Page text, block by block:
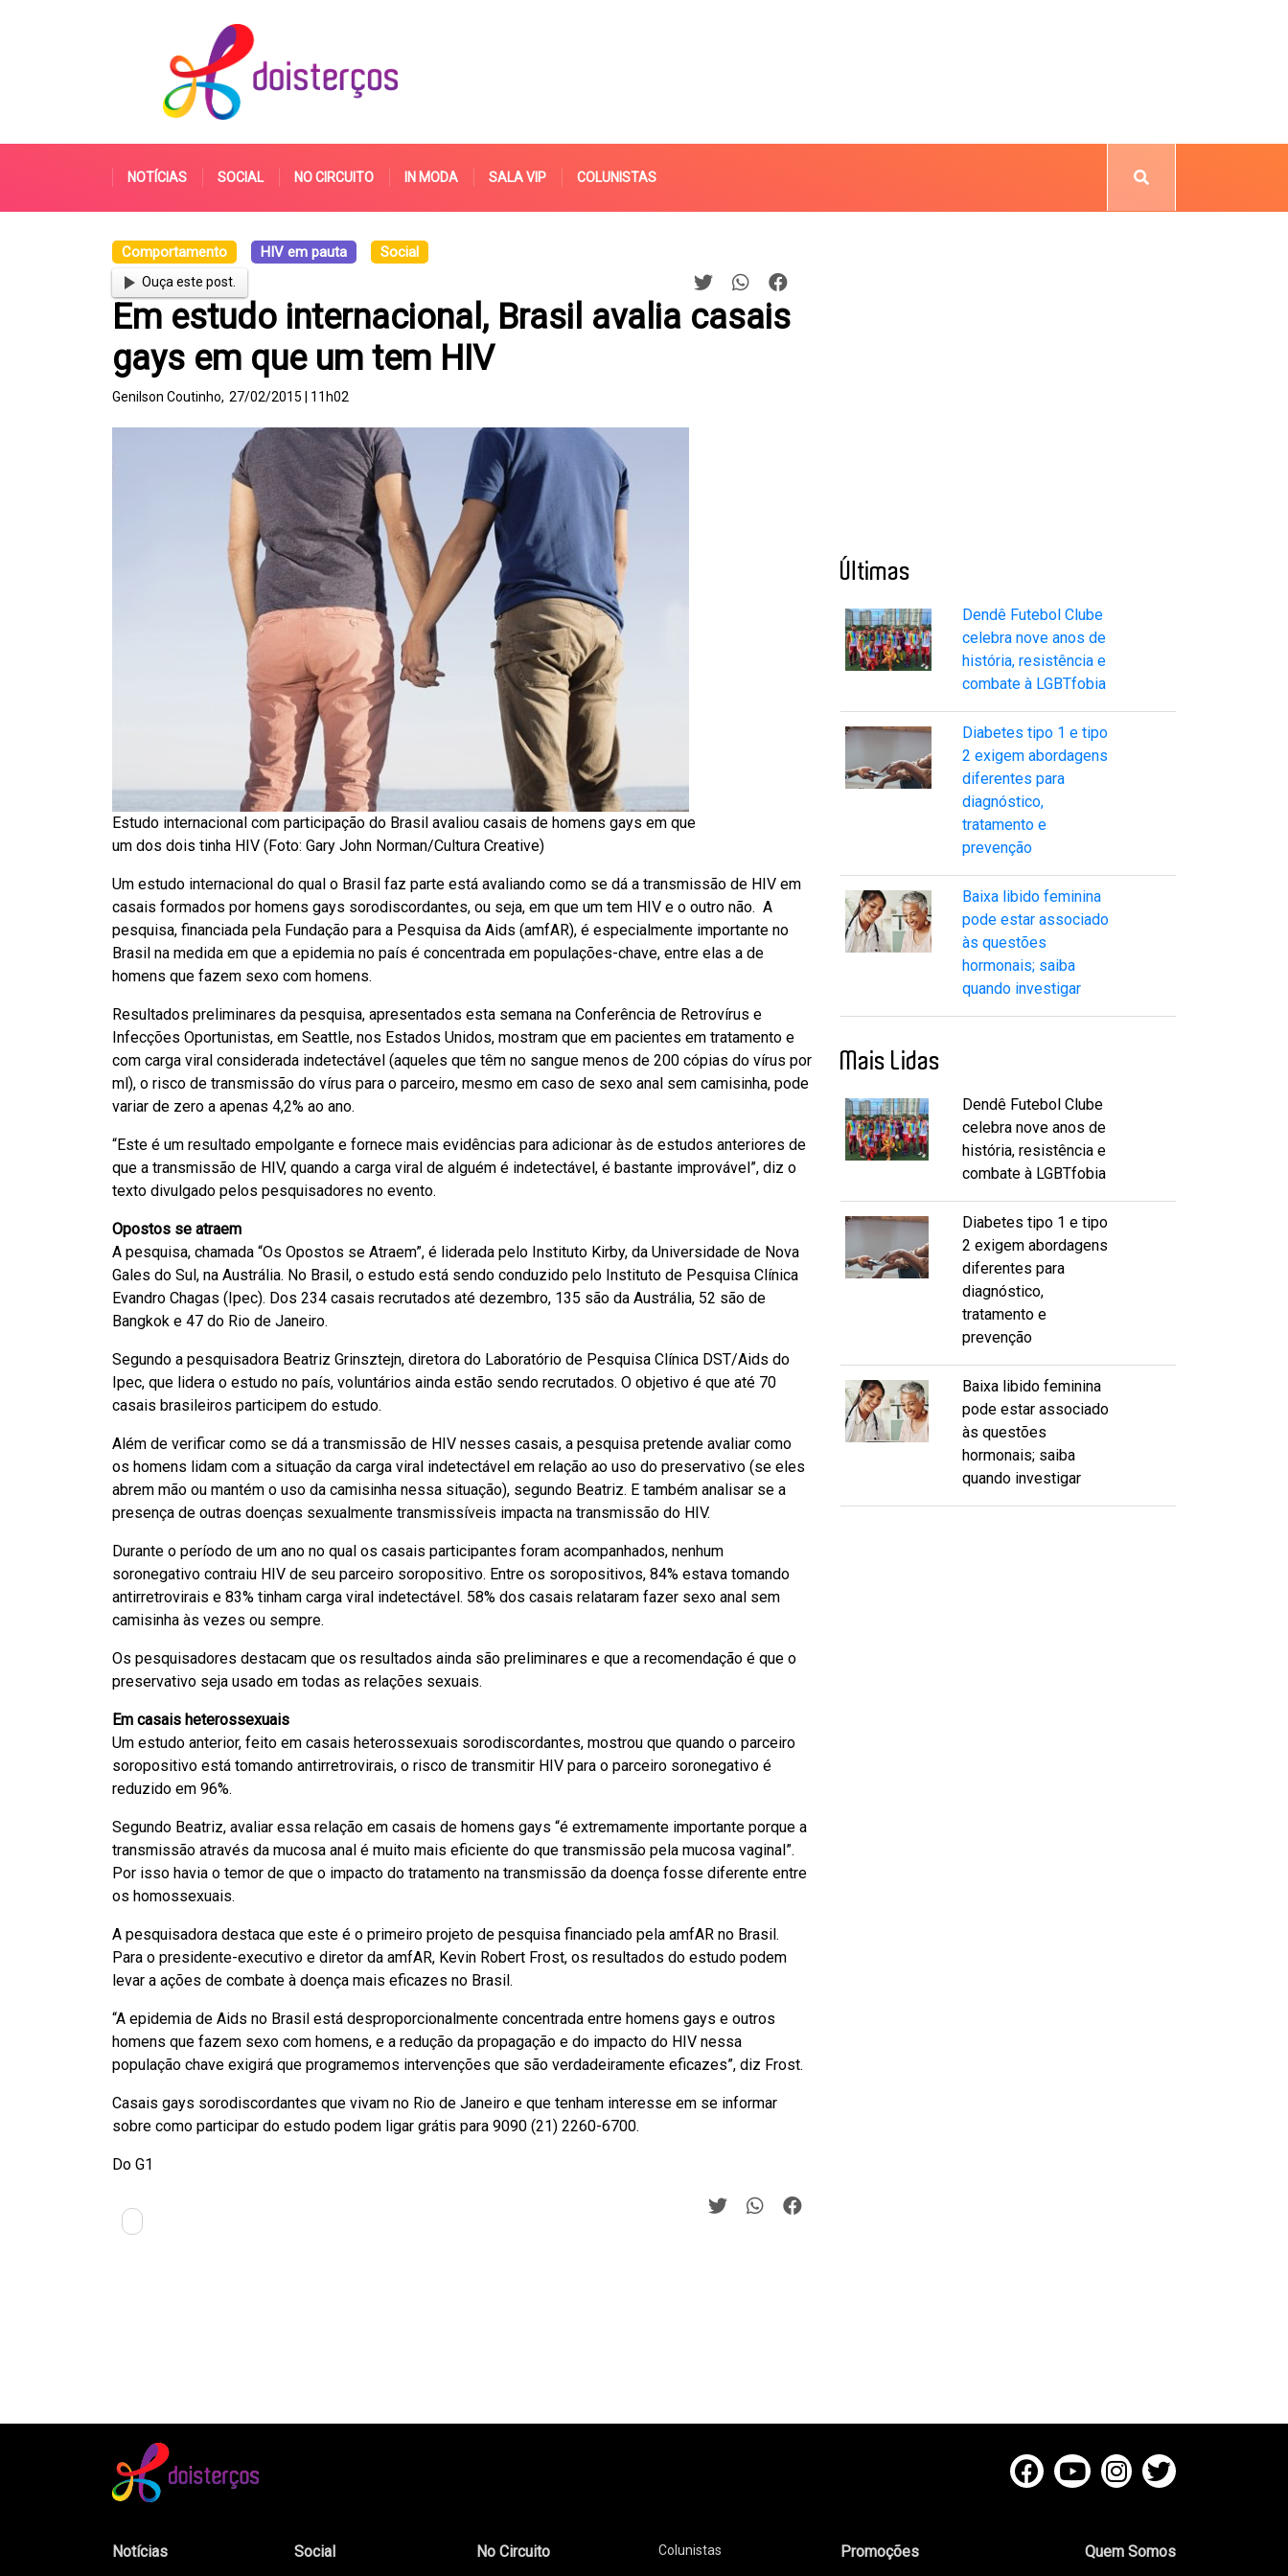
NOTÍCIAS SOCIAL NO CIRCUITO IN MODA SALA VIP COLUNISTAS
Comportamento HIV em pauta Social
Ouça este post.
Em estudo internacional, Brasil avalia casais
gays em que um tem HIV
Genilson Coutinho, 27/02/2015 | 11h02
Estudo internacional com participação do Brasil avaliou casais de homens gays em que
um dos dois tinha HIV (Foto: Gary John Norman/Cultura Creative)
Um estudo internacional do qual o Brasil faz parte está avaliando como se dá a transmissão de HIV em
casais formados por homens gays sorodiscordantes, ou seja, em que um tem HIV e o outro não. A
pesquisa, financiada pela Fundação para a Pesquisa da Aids (amfAR), é especialmente importante no
Brasil na medida em que a epidemia no país é concentrada em populações-chave, entre elas a de
homens que fazem sexo com homens.
Resultados preliminares da pesquisa, apresentados esta semana na Conferência de Retrovírus e
Infecções Oportunistas, em Seattle, nos Estados Unidos, mostram que em pacientes em tratamento e
com carga viral considerada indetectável (aqueles que têm no sangue menos de 200 cópias do vírus por
ml), o risco de transmissão do vírus para o parceiro, mesmo em caso de sexo anal sem camisinha, pode
variar de zero a apenas 4,2% ao ano.
“Este é um resultado empolgante e fornece mais evidências para adicionar às de estudos anteriores de
que a transmissão de HIV, quando a carga viral de alguém é indetectável, é bastante improvável”, diz o
texto divulgado pelos pesquisadores no evento.
Opostos se atraem
A pesquisa, chamada “Os Opostos se Atraem”, é liderada pelo Instituto Kirby, da Universidade de Nova
Gales do Sul, na Austrália. No Brasil, o estudo está sendo conduzido pelo Instituto de Pesquisa Clínica
Evandro Chagas (Ipec). Dos 234 casais recrutados até dezembro, 135 são da Austrália, 52 são de
Bangkok e 47 do Rio de Janeiro.
Segundo a pesquisadora Beatriz Grinsztejn, diretora do Laboratório de Pesquisa Clínica DST/Aids do
Ipec, que lidera o estudo no país, voluntários ainda estão sendo recrutados. O objetivo é que até 70
casais brasileiros participem do estudo.
Além de verificar como se dá a transmissão de HIV nesses casais, a pesquisa pretende avaliar como
os homens lidam com a situação da carga viral indetectável em relação ao uso do preservativo (se eles
abrem mão ou mantém o uso da camisinha nessa situação), segundo Beatriz. E também analisar se a
presença de outras doenças sexualmente transmissíveis impacta na transmissão do HIV.
Durante o período de um ano no qual os casais participantes foram acompanhados, nenhum
soronegativo contraiu HIV de seu parceiro soropositivo. Entre os soropositivos, 84% estava tomando
antirretrovirais e 83% tinham carga viral indetectável. 58% dos casais relataram fazer sexo anal sem
camisinha às vezes ou sempre.
Os pesquisadores destacam que os resultados ainda são preliminares e que a recomendação é que o
preservativo seja usado em todas as relações sexuais.
Em casais heterossexuais
Um estudo anterior, feito em casais heterossexuais sorodiscordantes, mostrou que quando o parceiro
soropositivo está tomando antirretrovirais, o risco de transmitir HIV para o parceiro soronegativo é
reduzido em 96%.
Segundo Beatriz, avaliar essa relação em casais de homens gays “é extremamente importante porque a
transmissão através da mucosa anal é muito mais eficiente do que transmissão pela mucosa vaginal”.
Por isso havia o temor de que o impacto do tratamento na transmissão da doença fosse diferente entre
os homossexuais.
A pesquisadora destaca que este é o primeiro projeto de pesquisa financiado pela amfAR no Brasil.
Para o presidente-executivo e diretor da amfAR, Kevin Robert Frost, os resultados do estudo podem
levar a ações de combate à doença mais eficazes no Brasil.
“A epidemia de Aids no Brasil está desproporcionalmente concentrada entre homens gays e outros
homens que fazem sexo com homens, e a redução da propagação e do impacto do HIV nessa
população chave exigirá que programemos intervenções que são verdadeiramente eficazes”, diz Frost.
Casais gays sorodiscordantes que vivam no Rio de Janeiro e que tenham interesse em se informar
sobre como participar do estudo podem ligar grátis para 9090 (21) 2260-6700.
Do G1
Últimas
Dendê Futebol Clube
celebra nove anos de
história, resistência e
combate à LGBTfobia
Diabetes tipo 1 e tipo
2 exigem abordagens
diferentes para
diagnóstico,
tratamento e
prevenção
Baixa libido feminina
pode estar associado
às questões
hormonais; saiba
quando investigar
Mais Lidas
Dendê Futebol Clube
celebra nove anos de
história, resistência e
combate à LGBTfobia
Diabetes tipo 1 e tipo
2 exigem abordagens
diferentes para
diagnóstico,
tratamento e
prevenção
Baixa libido feminina
pode estar associado
às questões
hormonais; saiba
quando investigar
Notícias Social No Circuito Colunistas Promoções
Quem Somos